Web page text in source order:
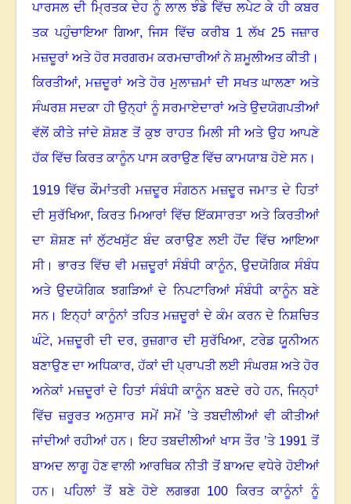
ਪਾਰਸਲ ਦੀ ਮ੍ਰਿਤਕ ਦੇਹ ਨੂੰ ਲਾਲ ਝੰਡੇ ਵਿੱਚ ਲਪੇਟ ਕੇ ਹੀ ਕਬਰ
ਤਕ ਪਹੁੰਚਾਇਆ ਗਿਆ, ਜਿਸ ਵਿੱਚ ਕਰੀਬ 1 ਲੱਖ 25 ਜਜ਼ਾਰ
ਮਜ਼ਦੂਰਾਂ ਅਤੇ ਹੋਰ ਸਰਗਰਮ ਕਰਮਚਾਰੀਆਂ ਨੇ ਸ਼ਮੂਲੀਅਤ ਕੀਤੀ।
ਕਿਰਤੀਆਂ, ਮਜ਼ਦੂਰਾਂ ਅਤੇ ਹੋਰ ਮੁਲਾਜ਼ਮਾਂ ਦੀ ਸਖਤ ਘਾਲਣਾ ਅਤੇ
ਸੰਘਰਸ਼ ਸਦਕਾ ਹੀ ਉਨ੍ਹਾਂ ਨੂੰ ਸਰਮਾਏਦਾਰਾਂ ਅਤੇ ਉਦਯੋਗਪਤੀਆਂ
ਵੱਲੋਂ ਕੀਤੇ ਜਾਂਦੇ ਸ਼ੋਸ਼ਣ ਤੋਂ ਕੁਝ ਰਾਹਤ ਮਿਲੀ ਸੀ ਅਤੇ ਉਹ ਆਪਣੇ
ਹੱਕ ਵਿੱਚ ਕਿਰਤ ਕਾਨੂੰਨ ਪਾਸ ਕਰਾਉਣ ਵਿੱਚ ਕਾਮਯਾਬ ਹੋਏ ਸਨ।
1919 ਵਿੱਚ ਕੌਮਾਂਤਰੀ ਮਜ਼ਦੂਰ ਸੰਗਠਨ ਮਜ਼ਦੂਰ ਜਮਾਤ ਦੇ ਹਿਤਾਂ
ਦੀ ਸੁਰੱਖਿਆ, ਕਿਰਤ ਮਿਆਰਾਂ ਵਿੱਚ ਇੱਕਸਾਰਤਾ ਅਤੇ ਕਿਰਤੀਆਂ
ਦਾ ਸ਼ੋਸ਼ਣ ਜਾਂ ਲੁੱਟਖਸੁੱਟ ਬੰਦ ਕਰਾਉਣ ਲਈ ਹੋਂਦ ਵਿੱਚ ਆਇਆ
ਸੀ।ਭਾਰਤ ਵਿੱਚ ਵੀ ਮਜ਼ਦੂਰਾਂ ਸੰਬੰਧੀ ਕਾਨੂੰਨ,ਉਦਯੋਗਿਕ ਸੰਬੰਧ
ਅਤੇ ਉਦਯੋਗਿਕ ਝਗੜਿਆਂ ਦੇ ਨਿਪਟਾਰਿਆਂ ਸੰਬੰਧੀ ਕਾਨੂੰਨ ਬਣੇ
ਸਨ। ਇਨ੍ਹਾਂ ਕਾਨੂੰਨਾਂ ਤਹਿਤ ਮਜ਼ਦੂਰਾਂ ਦੇ ਕੰਮ ਕਰਨ ਦੇ ਨਿਸ਼ਚਿਤ
ਘੰਟੇ, ਮਜ਼ਦੂਰੀ ਦੀ ਦਰ, ਰੁਜ਼ਗਾਰ ਦੀ ਸੁਰੱਖਿਆ, ਟਰੇਡ ਯੂਨੀਅਨ
ਬਣਾਉਣ ਦਾ ਅਧਿਕਾਰ,ਹੱਕਾਂ ਦੀ ਪ੍ਰਾਪਤੀ ਲਈ ਸੰਘਰਸ਼ ਅਤੇ ਹੋਰ
ਅਨੇਕਾਂ ਮਜ਼ਦੂਰਾਂ ਦੇ ਹਿਤਾਂ ਸੰਬੰਧੀ ਕਾਨੂੰਨ ਬਣਦੇ ਰਹੇ ਹਨ, ਜਿਨ੍ਹਾਂ
ਵਿੱਚ ਜ਼ਰੂਰਤ ਅਨੁਸਾਰ ਸਮੇਂ ਸਮੇਂ ’ਤੇ ਤਬਦੀਲੀਆਂ ਵੀ ਕੀਤੀਆਂ
ਜਾਂਦੀਆਂ ਰਹੀਆਂ ਹਨ।ਇਹ ਤਬਦੀਲੀਆਂ ਖਾਸ ਤੌਰ ’ਤੇ 1991 ਤੋਂ
ਬਾਅਦ ਲਾਗੂ ਹੋਣ ਵਾਲੀ ਆਰਥਿਕ ਨੀਤੀ ਤੋਂ ਬਾਅਦ ਵਧੇਰੇ ਹੋਈਆਂ
ਹਨ।ਪਹਿਲਾਂ ਤੋਂ ਬਣੇ ਹੋਏ ਲਗਭਗ 100 ਕਿਰਤ ਕਾਨੂੰਨਾਂ ਨੂੰ